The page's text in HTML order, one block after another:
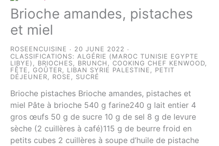
Brioche amandes, pistaches
et miel
ROSEENCUISINE
20 JUNE 2022
CLASSIFICATIONS: ALGÉRIE (MAROC TUNISIE EGYPTE
LIBYE)
BRIOCHES BRUNCH ,COOKING CHEF KENWOOD
FÊTE
,GOÛTER LIBAN SYRIE PALESTINE
PETIT
DÉJEUNER
ROSE SUCRÉ
Brioche pistaches Brioche amandes, pistaches et
miel Pâte à brioche 540 g farine240 g lait entier 4
gros œufs 50 g de sucre 10 g de sel 8 g de levure
sèche (2 cuillères à café)115 g de beurre froid en
petits cubes 2 cuillères à soupe d’huile de pistache